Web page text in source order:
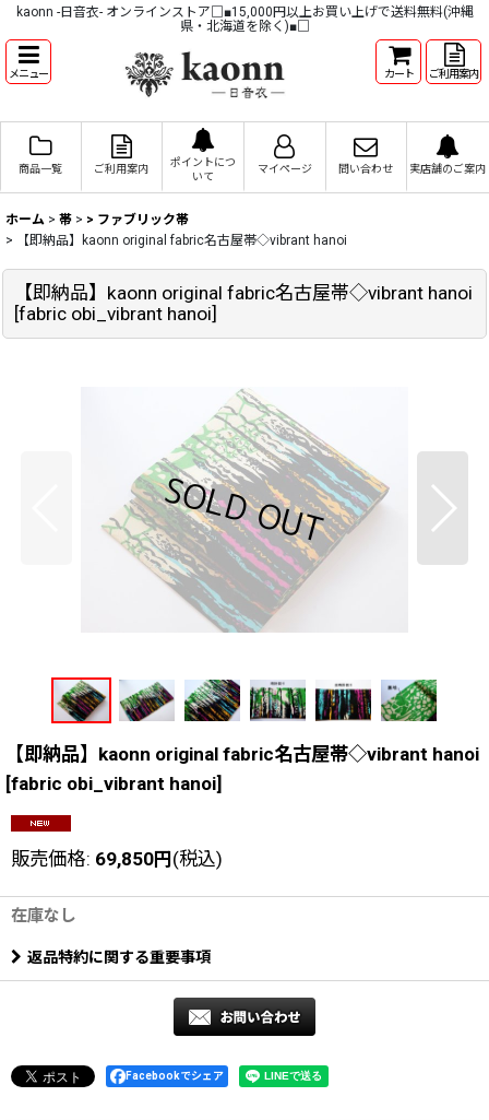
kaonn -日音衣- オンラインストア□■15,000円以上お買い上げで送料無料(沖縄
県・北海道を除く)■□
メニュー カート ご利用案内
商品一覧 ご利用案内
ポイントにつ
いて
マイページ 問い合わせ 実店舗のご案内
ホーム > 帯 > > ファブリック帯
>
【即納品】kaonn original fabric名古屋帯◇vibrant hanoi
【即納品】kaonn original fabric名古屋帯◇vibrant hanoi
[fabric obi_vibrant hanoi]
【即納品】kaonn original fabric名古屋帯◇vibrant hanoi
[fabric obi_vibrant hanoi]
販売価格: 69,850円(税込)
在庫なし
返品特約に関する重要事項
Facebookでシェア